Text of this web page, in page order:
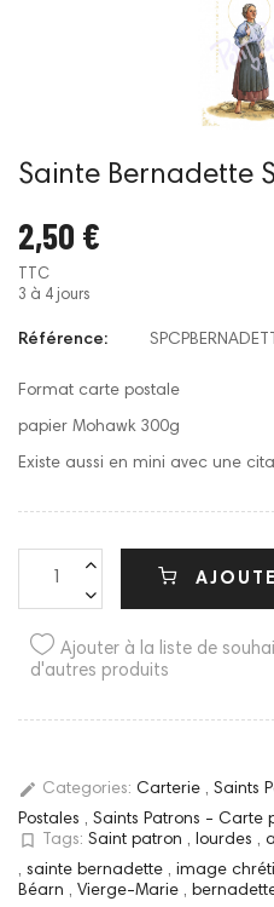
Sainte Bernadette
2,50 €
TTC
3 à 4 jours
Référence:
Format carte postale
papier Mohawk 300g
Existe aussi en mini avec une
Ajouter à la liste de
d'autres produits
edit Categories: Carterie , Saints
Postales , Saints Patrons - Carte
bookmark_border Tags: Saint patron , lourdes ,
, sainte bernadette , image
Béarn , Vierge-Marie ,